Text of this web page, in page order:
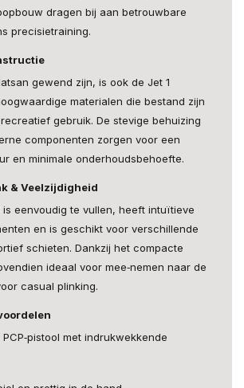
dragen bij aan betrouwbare
precisietraining.
gewend zijn, is ook de Jet 1
materialen die bestand zijn
gebruik. De stevige behuizing
componenten zorgen voor een
en minimale onderhoudsbehoefte.
& Veelzijdigheid
is eenvoudig te vullen, heeft intuïtieve
en is geschikt voor verschillende
schieten. Dankzij het compacte
ideaal voor mee‑nemen naar de
casual plinking.
met indrukwekkende